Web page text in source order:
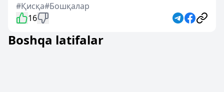
#Қисқа#Бошқалар
16
Boshqa latifalar